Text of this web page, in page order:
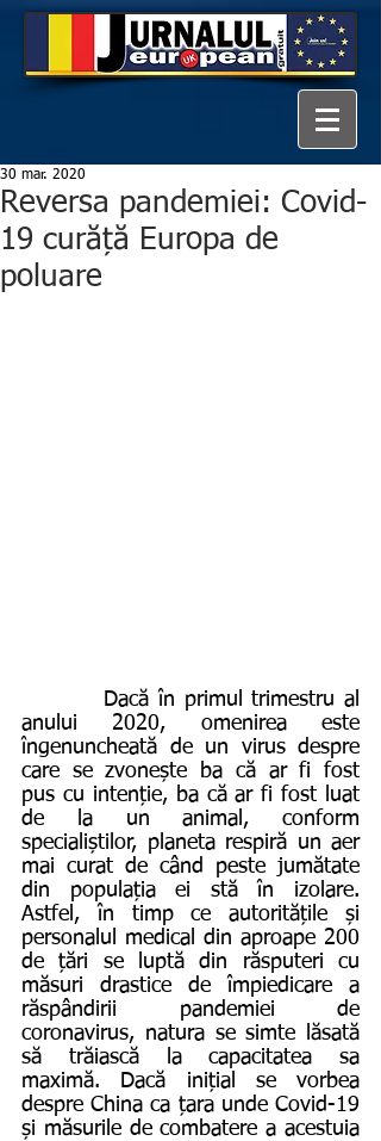
Reversa pandemiei: Covid-
19 curăță Europa de
poluare
30 mar. 2020
anului 2020, omenirea este
îngenuncheată de un virus despre
care se zvonește ba că ar fi fost
pus cu intenție, ba că ar fi fost luat
de la un animal, conform
specialiștilor, planeta respiră un aer
mai curat de când peste jumătate
din populația ei stă în izolare.
Astfel, în timp ce autoritățile și
personalul medical din aproape 200
de țări se luptă din răsputeri cu
măsuri drastice de împiedicare a
răspândirii pandemiei de
coronavirus, natura se simte lăsată
să trăiască la capacitatea sa
maximă. Dacă inițial se vorbea
despre China ca țara unde Covid-19
și măsurile de combatere a acestuia